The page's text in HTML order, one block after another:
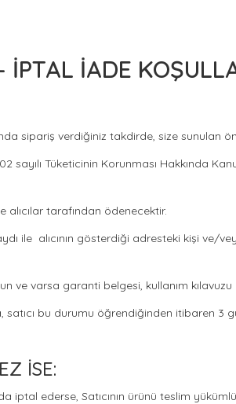
İADE
sipariş verdiğiniz takdirde, size sunulan
sayılı Tüketicinin Korunması Hakkında
tarafından ödenecektir.
ile alıcının gösterdiği adresteki kişi ve/
ve varsa garanti belgesi, kullanım
satıcı bu durumu öğrendiğinden itibaren
İSE:
iptal ederse, Satıcının ürünü teslim